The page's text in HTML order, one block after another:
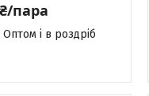
пара
Оптом і в роздріб